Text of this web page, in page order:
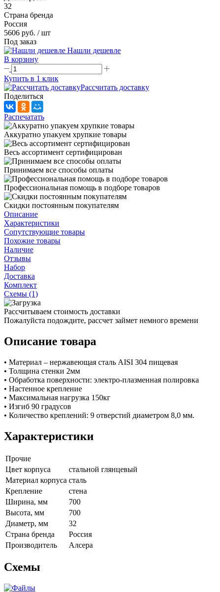
32
Страна бренда
Россия
5606 руб. / шт
Под заказ
Нашли дешевле
В корзину
Купить в 1 клик
Рассчитать доставку
Поделиться
Распечатать
Аккуратно упакуем хрупкие товары
Весь ассортимент сертифицирован
Принимаем все способы оплаты
Профессиональная помощь в подборе товаров
Скидки постоянным покупателям
Описание
Характеристики
Сопутствующие товары
Похожие товары
Наличие
Отзывы
Набор
Доставка
Комплект
Схемы (1)
Рассчитываем стоимость доставки
Пожалуйста подождите, рассчет займет немного времени
Описание товара
• Материал – нержавеющая сталь AISI 304 пищевая
• Толщина стенки 2мм
• Обработка поверхности: электро-плазменная полировка
• Настенное крепление
• Максимальная нагрузка 150кг
• Изгиб 90 градусов
• Количество креплений: 9 отверстий диаметром 8,0 мм.
Характеристики
Прочие
Цвет корпуса
стальной глянцевый
Материал корпуса сталь
Крепление
стена
Ширина, мм
700
Высота, мм
700
Диаметр, мм
32
Страна бренда
Россия
Производитель
Алсера
Схемы